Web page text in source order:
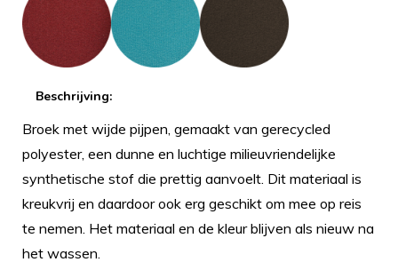
Beschrijving:
Broek met wijde pijpen, gemaakt van gerecycled
polyester, een dunne en luchtige milieuvriendelijke
synthetische stof die prettig aanvoelt. Dit materiaal is
kreukvrij en daardoor ook erg geschikt om mee op reis
te nemen. Het materiaal en de kleur blijven als nieuw na
het wassen.